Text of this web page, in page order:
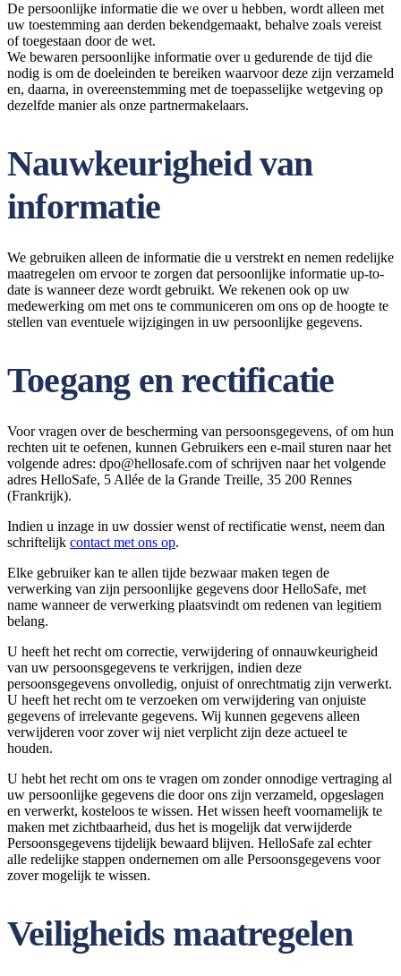
De persoonlijke informatie die we over u hebben, wordt alleen met
uw toestemming aan derden bekendgemaakt, behalve zoals vereist
of toegestaan ​​door de wet.
We bewaren persoonlijke informatie over u gedurende de tijd die
nodig is om de doeleinden te bereiken waarvoor deze zijn verzameld
en, daarna, in overeenstemming met de toepasselijke wetgeving op
dezelfde manier als onze partnermakelaars.
Nauwkeurigheid van
informatie
We gebruiken alleen de informatie die u verstrekt en nemen redelijke
maatregelen om ervoor te zorgen dat persoonlijke informatie up-to-
date is wanneer deze wordt gebruikt. We rekenen ook op uw
medewerking om met ons te communiceren om ons op de hoogte te
stellen van eventuele wijzigingen in uw persoonlijke gegevens.
Toegang en rectificatie
Voor vragen over de bescherming van persoonsgegevens, of om hun
rechten uit te oefenen, kunnen Gebruikers een e-mail sturen naar het
volgende adres: dpo@hellosafe.com of schrijven naar het volgende
adres HelloSafe, 5 Allée de la Grande Treille, 35 200 Rennes
(Frankrijk).
Indien u inzage in uw dossier wenst of rectificatie wenst, neem dan
schriftelijk contact met ons op.
Elke gebruiker kan te allen tijde bezwaar maken tegen de
verwerking van zijn persoonlijke gegevens door HelloSafe, met
name wanneer de verwerking plaatsvindt om redenen van legitiem
belang.
U heeft het recht om correctie, verwijdering of onnauwkeurigheid
van uw persoonsgegevens te verkrijgen, indien deze
persoonsgegevens onvolledig, onjuist of onrechtmatig zijn verwerkt.
U heeft het recht om te verzoeken om verwijdering van onjuiste
gegevens of irrelevante gegevens. Wij kunnen gegevens alleen
verwijderen voor zover wij niet verplicht zijn deze actueel te
houden.
U hebt het recht om ons te vragen om zonder onnodige vertraging al
uw persoonlijke gegevens die door ons zijn verzameld, opgeslagen
en verwerkt, kosteloos te wissen. Het wissen heeft voornamelijk te
maken met zichtbaarheid, dus het is mogelijk dat verwijderde
Persoonsgegevens tijdelijk bewaard blijven. HelloSafe zal echter
alle redelijke stappen ondernemen om alle Persoonsgegevens voor
zover mogelijk te wissen.
Veiligheids maatregelen